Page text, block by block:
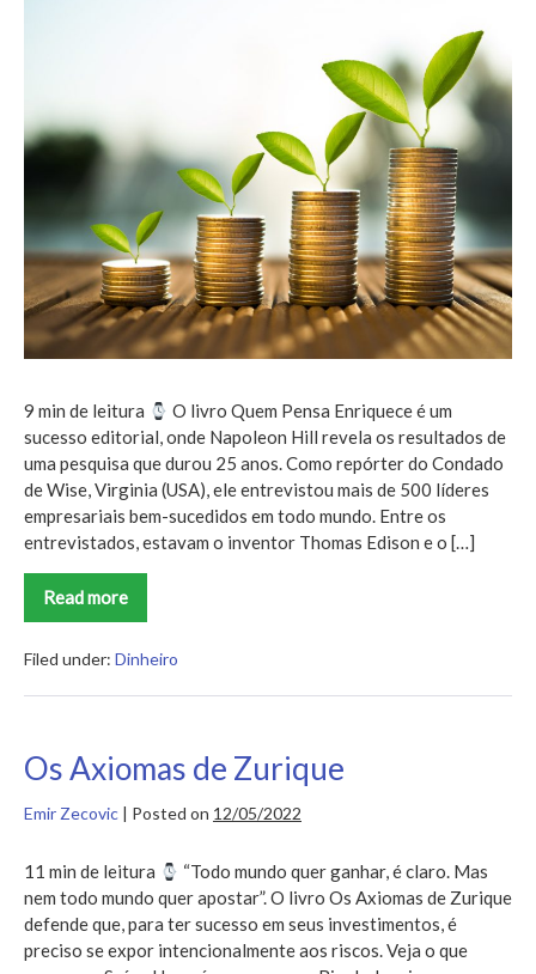
9 min de leitura
O livro Quem Pensa Enriquece é um
sucesso editorial, onde Napoleon Hill revela os resultados de
uma pesquisa que durou 25 anos. Como repórter do Condado
de Wise, Virginia (USA), ele entrevistou mais de 500 líderes
empresariais bem-sucedidos em todo mundo. Entre os
entrevistados, estavam o inventor Thomas Edison e o […]
Read more
Quem
Pensa
Filed under: Dinheiro
Os Axiomas de Zurique
Emir Zecovic | Posted on 12/05/2022
11 min de leitura
“Todo mundo quer ganhar, é claro. Mas
nem todo mundo quer apostar”. O livro Os Axiomas de Zurique
defende que, para ter sucesso em seus investimentos, é
preciso se expor intencionalmente aos riscos. Veja o que